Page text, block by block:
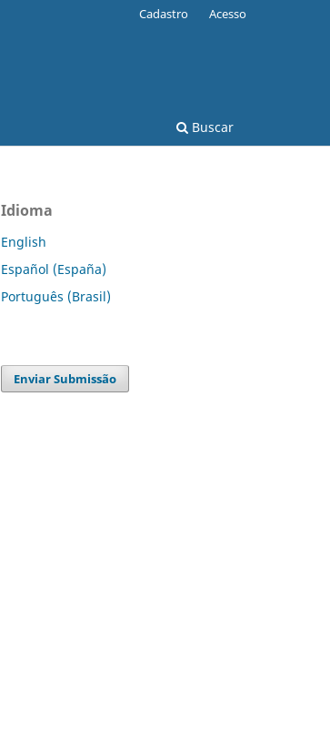
Buscar
Cadastro Acesso
Idioma
English
Español (España)
Português (Brasil)
Enviar Submissão